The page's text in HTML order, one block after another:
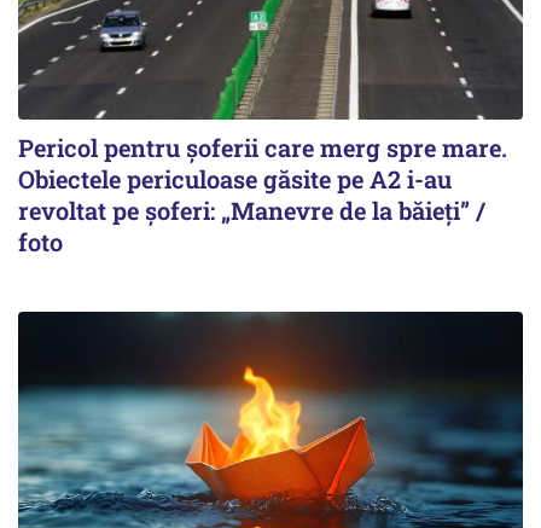
Pericol pentru șoferii care merg spre mare.
Obiectele periculoase găsite pe A2 i-au
revoltat pe șoferi: „Manevre de la băieți” /
foto